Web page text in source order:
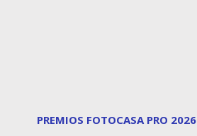
PREMIOS FOTOCASA PRO 2026